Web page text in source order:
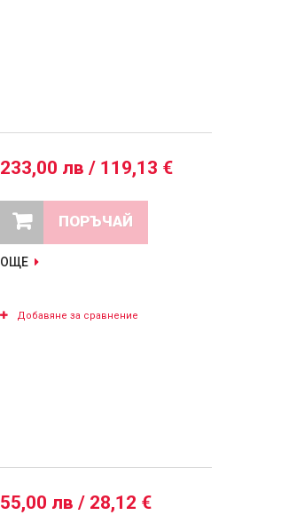
233,00 лв / 119,13 €
ПОРЪЧАЙ
ОЩЕ
Добавяне за сравнение
55,00 лв / 28,12 €